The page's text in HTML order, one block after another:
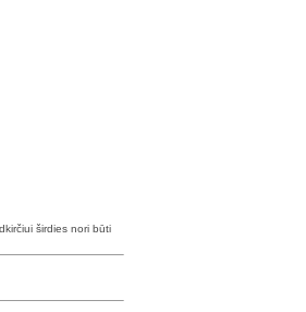
širdies nori būti